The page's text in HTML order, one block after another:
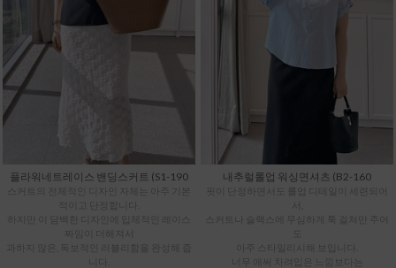
플라워네트레이스 밴딩스커트 (S1-190
스커트의 전체적인 디자인 자체는 아주 기본
하지만 이 담백한 디자인에 입체적인 레이스
짜임이 더해져서
과하지 않은, 독보적인 러블리함을 완성해 줍
내추럴롤업 워싱면셔츠 (B2-160
핏이 단정하면서도 롤업 디테일이 세련되어
서,
스커트나 슬랙스에 무심하게 툭 걸쳐만 주어
아주 스타일리시해 보입니다.
너무 애써 차려입은 느낌보다는